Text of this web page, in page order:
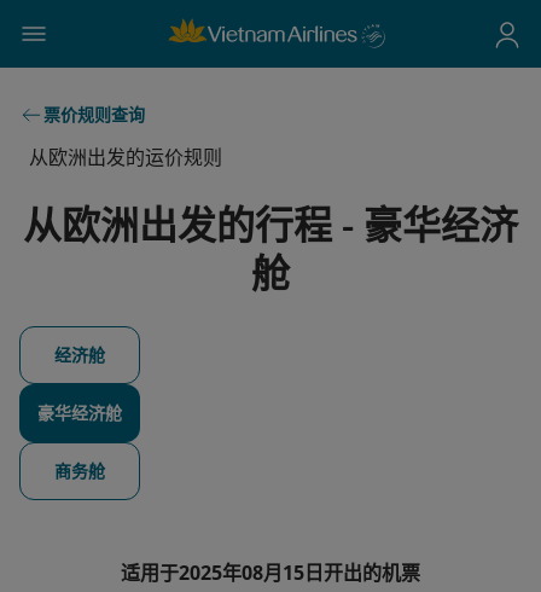
票价规则查询
从欧洲出发的运价规则
从欧洲出发的行程 - 豪华经济
舱
经济舱
豪华经济舱
商务舱
适用于2025年08月15日开出的机票